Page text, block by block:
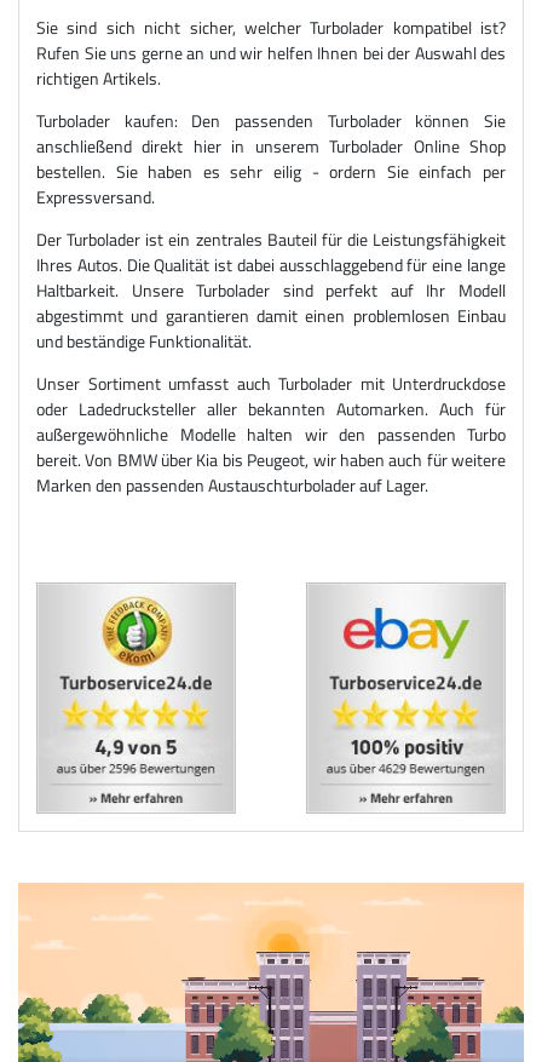
Sie sind sich nicht sicher, welcher Turbolader kompatibel ist?
Rufen Sie uns gerne an und wir helfen Ihnen bei der Auswahl des
richtigen Artikels.
Turbolader kaufen: Den passenden Turbolader können Sie
anschließend direkt hier in unserem Turbolader Online Shop
bestellen. Sie haben es sehr eilig - ordern Sie einfach per
Expressversand.
Der Turbolader ist ein zentrales Bauteil für die Leistungsfähigkeit
Ihres Autos. Die Qualität ist dabei ausschlaggebend für eine lange
Haltbarkeit. Unsere Turbolader sind perfekt auf Ihr Modell
abgestimmt und garantieren damit einen problemlosen Einbau
und beständige Funktionalität.
Unser Sortiment umfasst auch Turbolader mit Unterdruckdose
oder Ladedrucksteller aller bekannten Automarken. Auch für
außergewöhnliche Modelle halten wir den passenden Turbo
bereit. Von BMW über Kia bis Peugeot, wir haben auch für weitere
Marken den passenden Austauschturbolader auf Lager.